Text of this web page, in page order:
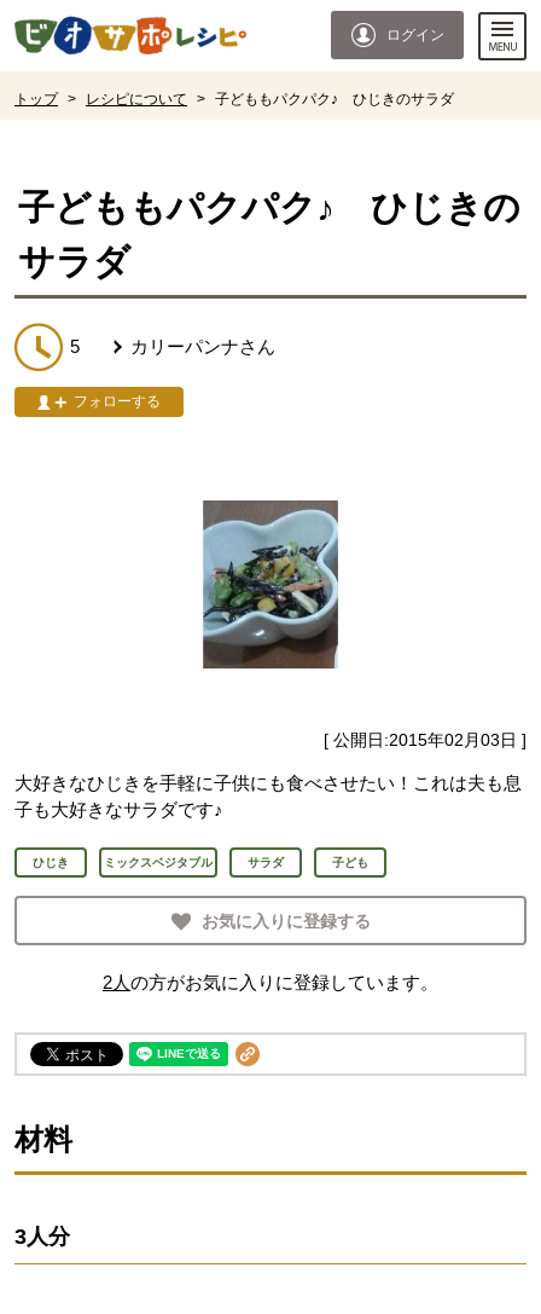
ページの先頭です。
ログイン
トップ > レシピについて > 子どももパクパク♪ ひじきのサラダ
子どももパクパク♪ ひじきの
サラダ
5 カリーパンナさん
フォローする
[ 公開日:2015年02月03日 ]
大好きなひじきを手軽に子供にも食べさせたい！これは夫も息
子も大好きなサラダです♪
ひじき ミックスベジタブル サラダ 子ども
お気に入りに登録する
2人の方がお気に入りに登録しています。
材料
3人分